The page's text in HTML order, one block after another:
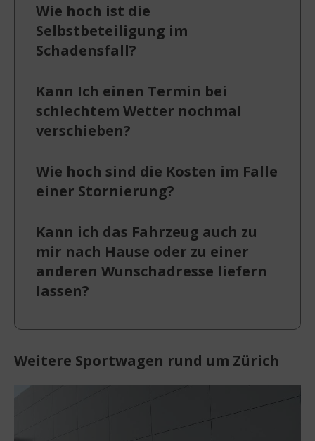
Wie hoch ist die
Selbstbeteiligung im
Schadensfall?
Kann Ich einen Termin bei
schlechtem Wetter nochmal
verschieben?
Wie hoch sind die Kosten im Falle
einer Stornierung?
Kann ich das Fahrzeug auch zu
mir nach Hause oder zu einer
anderen Wunschadresse liefern
lassen?
Weitere Sportwagen rund um Zürich